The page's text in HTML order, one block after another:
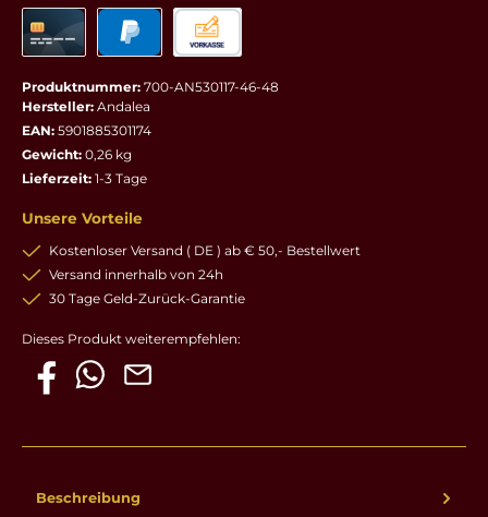
Produktnummer: 700-AN530117-46-48
Hersteller: Andalea
EAN: 5901885301174
Gewicht: 0,26 kg
Lieferzeit: 1-3 Tage
Unsere Vorteile
Kostenloser Versand ( DE ) ab € 50,- Bestellwert
Versand innerhalb von 24h
30 Tage Geld-Zurück-Garantie
Dieses Produkt weiterempfehlen:
Beschreibung